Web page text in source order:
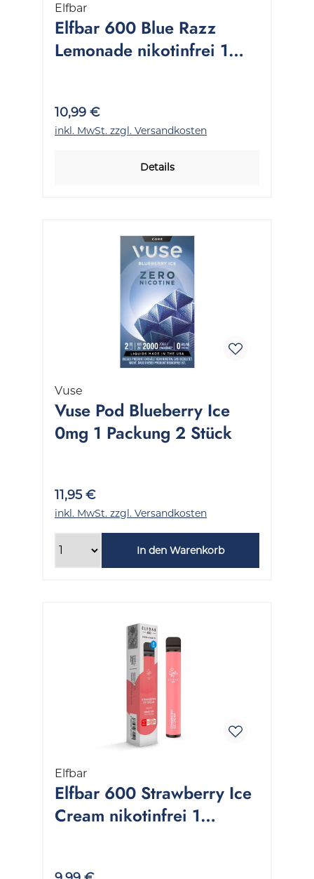
Elfbar
Elfbar 600 Blue Razz
Lemonade nikotinfrei 1
10,99 €
inkl. MwSt. zzgl. Versandkosten
Details
Vuse
Vuse Pod Blueberry Ice
0mg 1 Packung 2 Stück
11,95 €
inkl. MwSt. zzgl. Versandkosten
In den Warenkorb
Elfbar
Elfbar 600 Strawberry Ice
Cream nikotinfrei 1